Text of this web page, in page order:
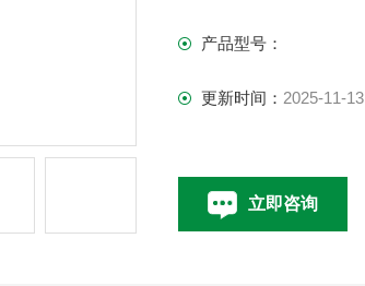
产品型号：
更新时间： 2025-11-13
立即咨询